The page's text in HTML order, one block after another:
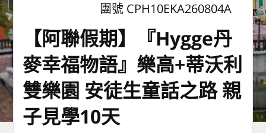
團號 CPH10EKA260804A
【阿聯假期】『Hygge丹
麥幸福物語』樂高+蒂沃利
雙樂園 安徒生童話之路 親
子見學10天